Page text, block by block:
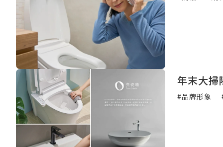
年末大
#品牌形象